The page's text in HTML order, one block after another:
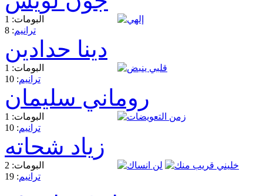
البومات: 1
ترانيم: 8
دينا حدادين
البومات: 1
ترانيم: 10
روماني سليمان
البومات: 1
ترانيم: 10
زياد شحاته
البومات: 2
ترانيم: 19